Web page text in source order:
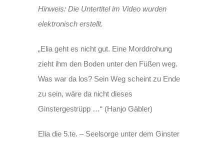
Hinweis: Die Untertitel im Video wurden
elektronisch erstellt.
„Elia geht es nicht gut. Eine Morddrohung
zieht ihm den Boden unter den Füßen weg.
Was war da los? Sein Weg scheint zu Ende
zu sein, wäre da nicht dieses
Ginstergestrüpp …“ (Hanjo Gäbler)
Elia die 5.te. – Seelsorge unter dem Ginster